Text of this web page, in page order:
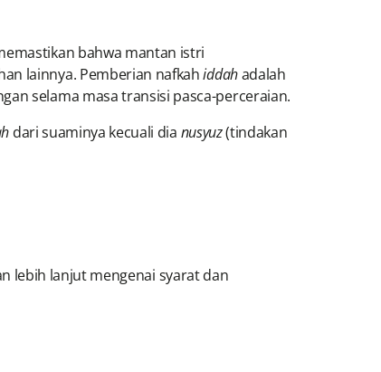
bahwa mantan istri
lainnya. Pemberian nafkahiddahadalah
selama masa transisi pasca-perceraian.
dari suaminya kecuali dia nusyuz(tindakan
lebih lanjut mengenai syarat dan